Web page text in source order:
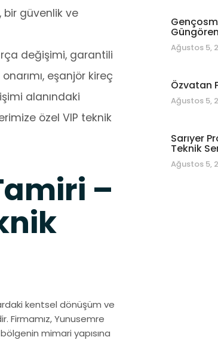
güvenlik ve
değişimi, garantili
eşanjör kireç
alanındaki
özel VIP teknik
–
kentsel dönüşüm ve
Firmamız, Yunusemre
mimari yapısına
Ağustos 5,
Özvatan
Ağustos 5,
Sarıyer
Teknik
Ağustos 5,